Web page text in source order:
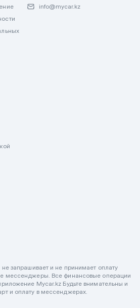
info@mycar.kz
запрашивает и не принимает оплату
мессенджеры. Все финансовые операции
Mycar.kz Будьте внимательны и
и оплату в мессенджерах.